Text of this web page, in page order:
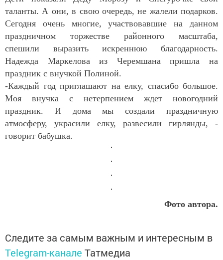
таланты. А они, в свою очередь, не жалели подарков.
Сегодня очень многие, участвовавшие на данном
праздничном торжестве районного масштаба,
спешили выразить искреннюю благодарность.
Надежда Маркелова из Черемшана пришла на
праздник с внучкой Полиной.
-Каждый год приглашают на елку, спасибо большое.
Моя внучка с нетерпением ждет новогодний
праздник. И дома мы создали праздничную
атмосферу, украсили елку, развесили гирлянды, -
говорит бабушка.
Фото автора.
Следите за самым важным и интересным в
Telegram-канале Татмедиа